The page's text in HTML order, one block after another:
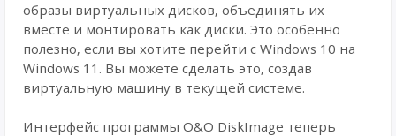
образы виртуальных дисков, объединять их
вместе и монтировать как диски. Это особенно
полезно, если вы хотите перейти с Windows 10 на
Windows 11. Вы можете сделать это, создав
виртуальную машину в текущей системе.
Интерфейс программы O&O DiskImage теперь